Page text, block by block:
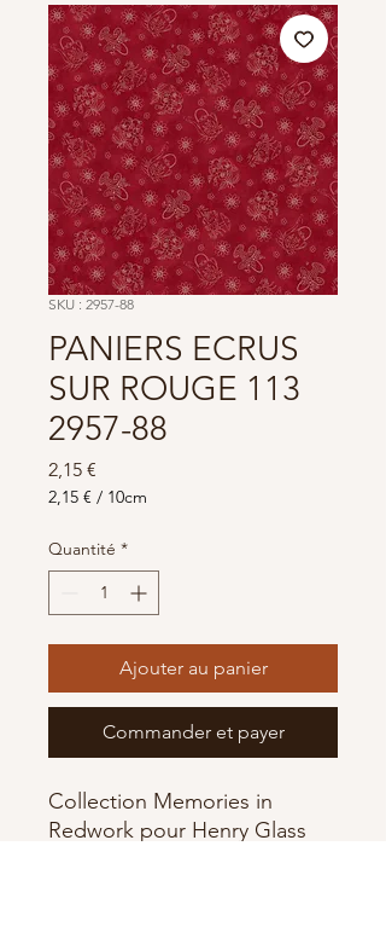
SKU : 2957-88
PANIERS ECRUS
SUR ROUGE 113
2957-88
2,15 €
2,15 € / 10cm
pour
10
Centimètres
Quantité *
Ajouter au panier
Commander et payer
Collection Memories in
Redwork pour Henry Glass